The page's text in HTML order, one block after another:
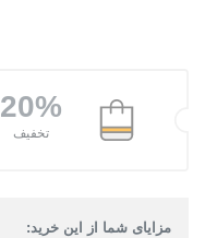
20%
تخفیف
مزایای شما از این خرید: